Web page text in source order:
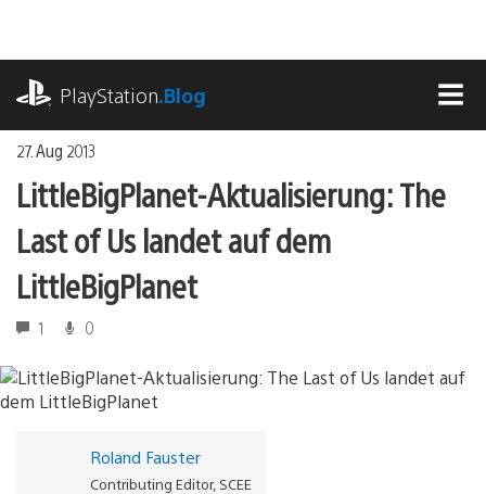
springen
PlayStation.Blog
27. Aug 2013
LittleBigPlanet-Aktualisierung: The
Last of Us landet auf dem
LittleBigPlanet
1 0
Roland Fauster
Contributing Editor, SCEE